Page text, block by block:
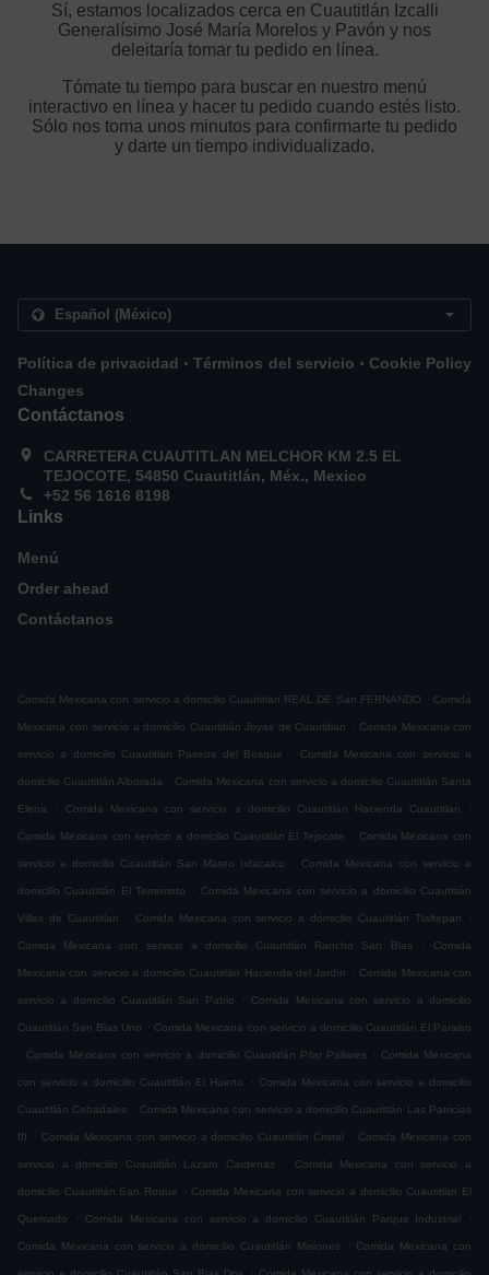
Sí, estamos localizados cerca en Cuautitlán Izcalli
Generalísimo José María Morelos y Pavón y nos
deleitaría tomar tu pedido en línea.
Tómate tu tiempo para buscar en nuestro menú
interactivo en línea y hacer tu pedido cuando estés listo.
Sólo nos toma unos minutos para confirmarte tu pedido
y darte un tiempo individualizado.
Política de privacidad . Términos del servicio . Cookie Policy
Changes
Contáctanos
CARRETERA CUAUTITLAN MELCHOR KM 2.5 EL
TEJOCOTE, 54850 Cuautitlán, Méx., Mexico
+52 56 1616 8198
Links
Menú
Order ahead
Contáctanos
Comida Mexicana con servicio a domicilio Cuautitlán REAL DE San FERNANDO . Comida
Mexicana con servicio a domicilio Cuautitlán Joyas de Cuautitlan . Comida Mexicana con
servicio a domicilio Cuautitlán Paseos del Bosque . Comida Mexicana con servicio a
domicilio Cuautitlán Alborada . Comida Mexicana con servicio a domicilio Cuautitlán Santa
Elena . Comida Mexicana con servicio a domicilio Cuautitlán Hacienda Cuautitlan .
Comida Mexicana con servicio a domicilio Cuautitlán El Tejocote . Comida Mexicana con
servicio a domicilio Cuautitlán San Mateo Ixtacalco . Comida Mexicana con servicio a
domicilio Cuautitlán El Terremoto . Comida Mexicana con servicio a domicilio Cuautitlán
Villas de Cuautitlan . Comida Mexicana con servicio a domicilio Cuautitlán Tlaltepan .
Comida Mexicana con servicio a domicilio Cuautitlán Rancho San Blas . Comida
Mexicana con servicio a domicilio Cuautitlán Hacienda del Jardín . Comida Mexicana con
servicio a domicilio Cuautitlán San Pablo . Comida Mexicana con servicio a domicilio
Cuautitlán San Blas Uno . Comida Mexicana con servicio a domicilio Cuautitlán El Paraiso
. Comida Mexicana con servicio a domicilio Cuautitlán Pilar Pallares . Comida Mexicana
con servicio a domicilio Cuautitlán El Huerto . Comida Mexicana con servicio a domicilio
Cuautitlán Cebadales . Comida Mexicana con servicio a domicilio Cuautitlán Las Patricias
III . Comida Mexicana con servicio a domicilio Cuautitlán Cristal . Comida Mexicana con
servicio a domicilio Cuautitlán Lazaro Cardenas . Comida Mexicana con servicio a
domicilio Cuautitlán San Roque . Comida Mexicana con servicio a domicilio Cuautitlán El
Quemado . Comida Mexicana con servicio a domicilio Cuautitlán Parque Industrial .
Comida Mexicana con servicio a domicilio Cuautitlán Misiones . Comida Mexicana con
.